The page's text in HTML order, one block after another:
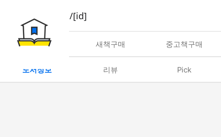
book/rent/[id]
대여 새책구매 중고책구매
도서정보 리뷰 Pick